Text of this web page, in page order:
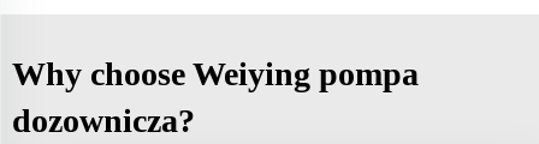
Why choose Weiying pompa
dozownicza?